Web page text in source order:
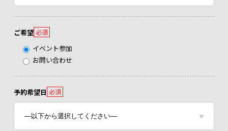
ご希望 必須
イベント参加
お問い合わせ
予約希望日 必須